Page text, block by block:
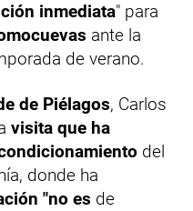
inmediata" para
ante la
de verano.
de Piélagos, Carlos
visita que ha
del
donde ha
"no es de